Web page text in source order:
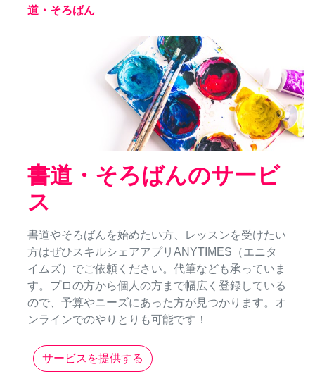
道・そろばん
書道・そろばんのサービ
ス
書道やそろばんを始めたい方、レッスンを受けたい
方はぜひスキルシェアアプリANYTIMES（エニタ
イムズ）でご依頼ください。代筆なども承っていま
す。プロの方から個人の方まで幅広く登録している
ので、予算やニーズにあった方が見つかります。オ
ンラインでのやりとりも可能です！
サービスを提供する